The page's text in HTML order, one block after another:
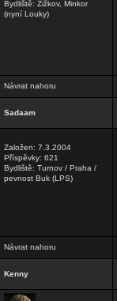
Bydliště: Žižkov, Minkor
(nyní Louky)
Návrat nahoru
Sadaam
Založen: 7.3.2004
Příspěvky: 621
Bydliště: Turnov / Praha /
pevnost Buk (LPS)
Návrat nahoru
Kenny